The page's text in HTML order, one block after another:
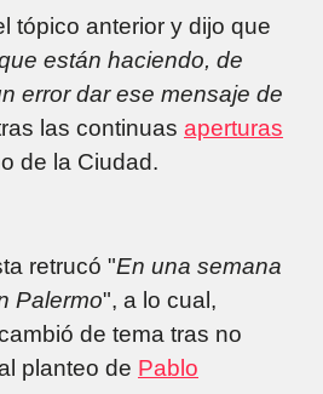
tópico anterior y dijo que
están haciendo, de
error dar ese mensaje de
las continuas aperturas
de la Ciudad.
retrucó "En una semana
Palermo", a lo cual,
de tema tras no
planteo de Pablo